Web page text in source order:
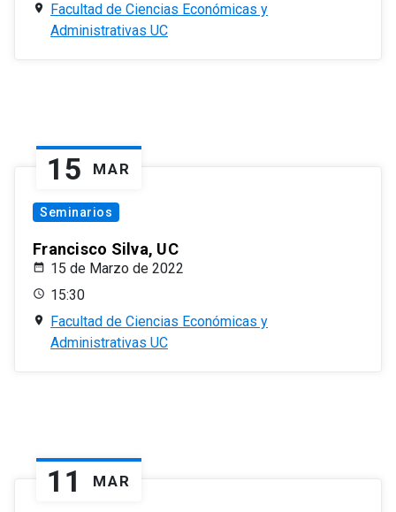
Facultad de Ciencias Económicas y
Administrativas UC
15 MAR
Seminarios
Francisco Silva, UC
15 de Marzo de 2022
15:30
Facultad de Ciencias Económicas y
Administrativas UC
11 MAR